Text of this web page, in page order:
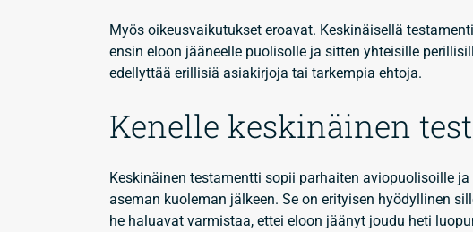
Myös oikeusvaikutukset eroavat. Keskinäisellä
ensin eloon jääneelle puolisolle ja sitten yhteisille
edellyttää erillisiä asiakirjoja tai tarkempia ehtoja.
Kenelle keskinäinen
Keskinäinen testamentti sopii parhaiten aviopuolisoille
aseman kuoleman jälkeen. Se on erityisen hyödyllinen
he haluavat varmistaa, ettei eloon jäänyt joudu heti